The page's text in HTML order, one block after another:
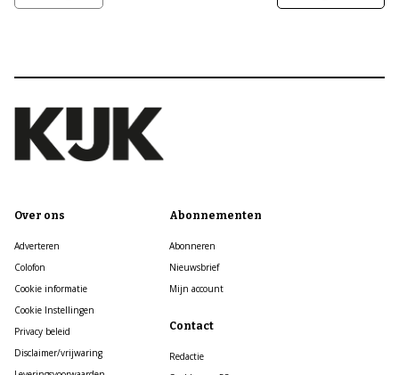
Over ons
Adverteren
Colofon
Cookie informatie
Cookie Instellingen
Privacy beleid
Disclaimer/vrijwaring
Abonnementen
Abonneren
Nieuwsbrief
Mijn account
Contact
Redactie